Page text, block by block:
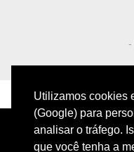
Utilizamos cookies
(Google) para
analisar o tráfego.
que você tenha a
-